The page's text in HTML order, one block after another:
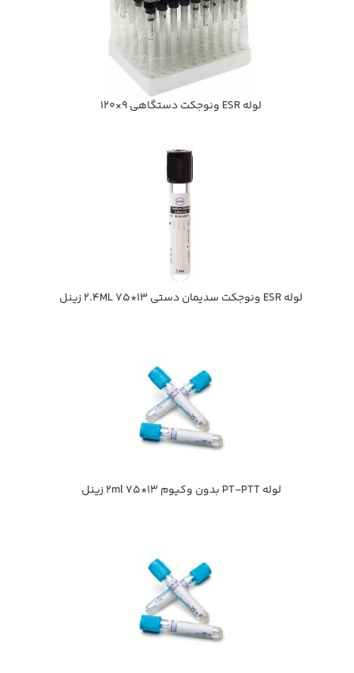
لوله ESR ونوجکت دستگاهي 9×120
لوله ESR ونوجکت سديمان دستي 13*75 2.4ML زينل
لوله PT-PTT بدون وكيوم 13*75 2ml زينل